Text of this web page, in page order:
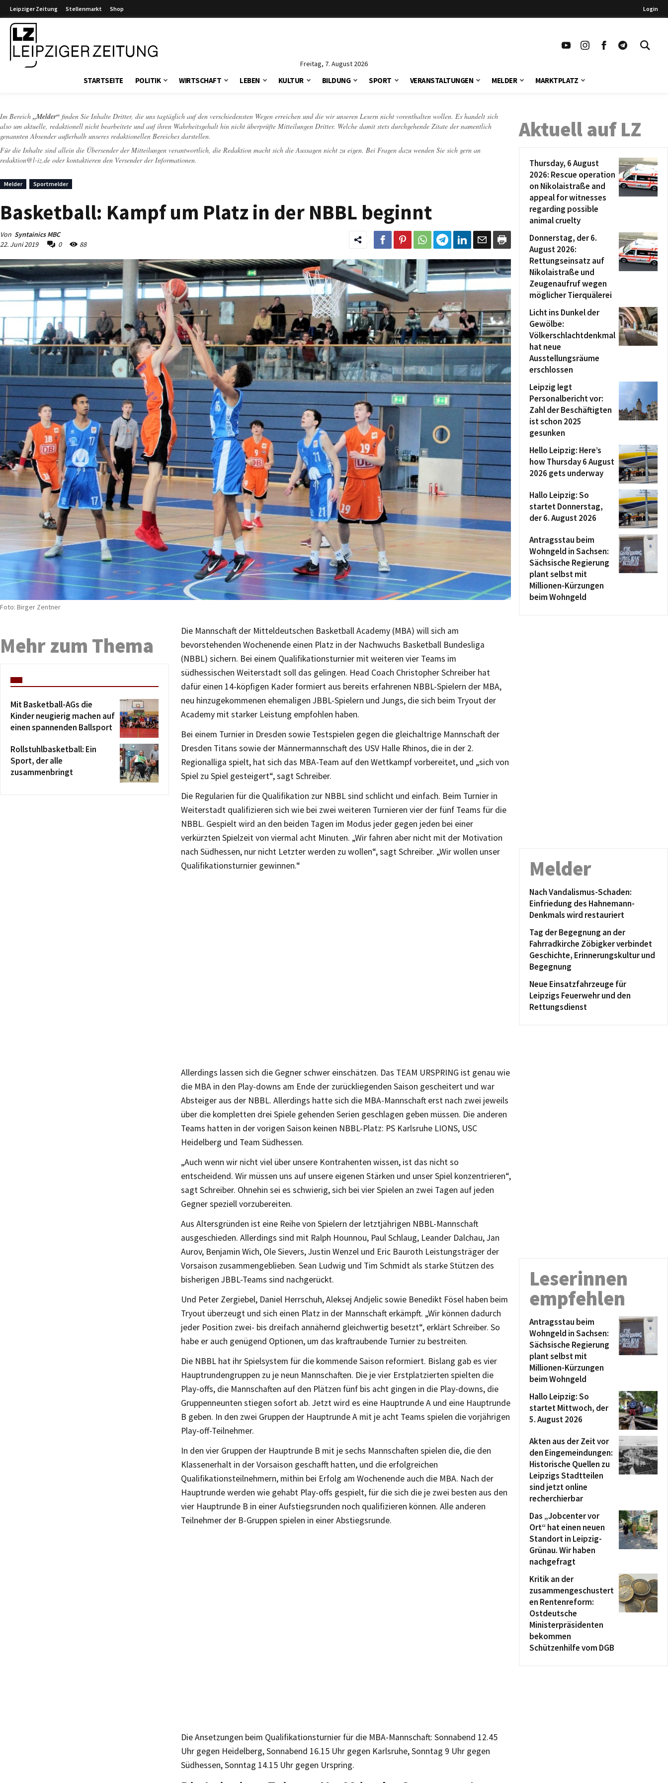
Leipziger Zeitung Stellenmarkt Shop Login
Freitag, 7. August 2026
STARTSEITE POLITIK WIRTSCHAFT LEBEN KULTUR BILDUNG SPORT VERANSTALTUNGEN MELDER MARKTPLATZ
Im Bereich „Melder“ finden Sie Inhalte Dritter, die uns tagtäglich auf den verschiedensten Wegen erreichen und die wir unseren Lesern nicht vorenthalten wollen. Es handelt sich
also um aktuelle, redaktionell nicht bearbeitete und auf ihren Wahrheitsgehalt hin nicht überprüfte Mitteilungen Dritter. Welche damit stets durchgehende Zitate der namentlich
genannten Absender außerhalb unseres redaktionellen Bereiches darstellen.
Für die Inhalte sind allein die Übersender der Mitteilungen verantwortlich, die Redaktion macht sich die Aussagen nicht zu eigen. Bei Fragen dazu wenden Sie sich gern an
redaktion@l-iz.de oder kontaktieren den Versender der Informationen.
Melder Sportmelder
Basketball: Kampf um Platz in der NBBL beginnt
Von Syntainics MBC
22. Juni 2019
0 88
Foto: Birger Zentner
Die Mannschaft der Mitteldeutschen Basketball Academy (MBA) will sich am
bevorstehenden Wochenende einen Platz in der Nachwuchs Basketball Bundesliga
(NBBL) sichern. Bei einem Qualifikationsturnier mit weiteren vier Teams im
südhessischen Weiterstadt soll das gelingen. Head Coach Christopher Schreiber hat
dafür einen 14-köpfigen Kader formiert aus bereits erfahrenen NBBL-Spielern der MBA,
neu hinzugekommenen ehemaligen JBBL-Spielern und Jungs, die sich beim Tryout der
Academy mit starker Leistung empfohlen haben.
Bei einem Turnier in Dresden sowie Testspielen gegen die gleichaltrige Mannschaft der
Dresden Titans sowie der Männermannschaft des USV Halle Rhinos, die in der 2.
Regionalliga spielt, hat sich das MBA-Team auf den Wettkampf vorbereitet, und „sich von
Spiel zu Spiel gesteigert“, sagt Schreiber.
Die Regularien für die Qualifikation zur NBBL sind schlicht und einfach. Beim Turnier in
Weiterstadt qualifizieren sich wie bei zwei weiteren Turnieren vier der fünf Teams für die
NBBL. Gespielt wird an den beiden Tagen im Modus jeder gegen jeden bei einer
verkürzten Spielzeit von viermal acht Minuten. „Wir fahren aber nicht mit der Motivation
nach Südhessen, nur nicht Letzter werden zu wollen“, sagt Schreiber. „Wir wollen unser
Qualifikationsturnier gewinnen.“
Allerdings lassen sich die Gegner schwer einschätzen. Das TEAM URSPRING ist genau wie
die MBA in den Play-downs am Ende der zurückliegenden Saison gescheitert und war
Absteiger aus der NBBL. Allerdings hatte sich die MBA-Mannschaft erst nach zwei jeweils
über die kompletten drei Spiele gehenden Serien geschlagen geben müssen. Die anderen
Teams hatten in der vorigen Saison keinen NBBL-Platz: PS Karlsruhe LIONS, USC
Heidelberg und Team Südhessen.
„Auch wenn wir nicht viel über unsere Kontrahenten wissen, ist das nicht so
entscheidend. Wir müssen uns auf unsere eigenen Stärken und unser Spiel konzentrieren“,
sagt Schreiber. Ohnehin sei es schwierig, sich bei vier Spielen an zwei Tagen auf jeden
Gegner speziell vorzubereiten.
Aus Altersgründen ist eine Reihe von Spielern der letztjährigen NBBL-Mannschaft
ausgeschieden. Allerdings sind mit Ralph Hounnou, Paul Schlaug, Leander Dalchau, Jan
Aurov, Benjamin Wich, Ole Sievers, Justin Wenzel und Eric Bauroth Leistungsträger der
Vorsaison zusammengeblieben. Sean Ludwig und Tim Schmidt als starke Stützen des
bisherigen JBBL-Teams sind nachgerückt.
Und Peter Zergiebel, Daniel Herrschuh, Aleksej Andjelic sowie Benedikt Fösel haben beim
Tryout überzeugt und sich einen Platz in der Mannschaft erkämpft. „Wir können dadurch
jeder Position zwei- bis dreifach annähernd gleichwertig besetzt“, erklärt Schreiber. So
habe er auch genügend Optionen, um das kraftraubende Turnier zu bestreiten.
Die NBBL hat ihr Spielsystem für die kommende Saison reformiert. Bislang gab es vier
Hauptrundengruppen zu je neun Mannschaften. Die je vier Erstplatzierten spielten die
Play-offs, die Mannschaften auf den Plätzen fünf bis acht gingen in die Play-downs, die
Gruppenneunten stiegen sofort ab. Jetzt wird es eine Hauptrunde A und eine Hauptrunde
B geben. In den zwei Gruppen der Hauptrunde A mit je acht Teams spielen die vorjährigen
Play-off-Teilnehmer.
In den vier Gruppen der Hauptrunde B mit je sechs Mannschaften spielen die, die den
Klassenerhalt in der Vorsaison geschafft hatten, und die erfolgreichen
Qualifikationsteilnehmern, mithin bei Erfolg am Wochenende auch die MBA. Nach der
Hauptrunde werden wie gehabt Play-offs gespielt, für die sich die je zwei besten aus den
vier Hauptrunde B in einer Aufstiegsrunden noch qualifizieren können. Alle anderen
Teilnehmer der B-Gruppen spielen in einer Abstiegsrunde.
Die Ansetzungen beim Qualifikationsturnier für die MBA-Mannschaft: Sonnabend 12.45
Uhr gegen Heidelberg, Sonnabend 16.15 Uhr gegen Karlsruhe, Sonntag 9 Uhr gegen
Südhessen, Sonntag 14.15 Uhr gegen Urspring.
Mehr zum Thema
Mit Basketball-AGs die
Kinder neugierig machen auf
einen spannenden Ballsport
Rollstuhlbasketball: Ein
Sport, der alle
zusammenbringt
Aktuell auf LZ
Thursday, 6 August
2026: Rescue operation
on Nikolaistraße and
appeal for witnesses
regarding possible
animal cruelty
Donnerstag, der 6.
August 2026:
Rettungseinsatz auf
Nikolaistraße und
Zeugenaufruf wegen
möglicher Tierquälerei
Licht ins Dunkel der
Gewölbe:
Völkerschlachtdenkmal
hat neue
Ausstellungsräume
erschlossen
Leipzig legt
Personalbericht vor:
Zahl der Beschäftigten
ist schon 2025
gesunken
Hello Leipzig: Here’s
how Thursday 6 August
2026 gets underway
Hallo Leipzig: So
startet Donnerstag,
der 6. August 2026
Antragsstau beim
Wohngeld in Sachsen:
Sächsische Regierung
plant selbst mit
Millionen-Kürzungen
beim Wohngeld
Melder
Nach Vandalismus-Schaden:
Einfriedung des Hahnemann-
Denkmals wird restauriert
Tag der Begegnung an der
Fahrradkirche Zöbigker verbindet
Geschichte, Erinnerungskultur und
Begegnung
Neue Einsatzfahrzeuge für
Leipzigs Feuerwehr und den
Rettungsdienst
Leserinnen
empfehlen
Antragsstau beim
Wohngeld in Sachsen:
Sächsische Regierung
plant selbst mit
Millionen-Kürzungen
beim Wohngeld
Hallo Leipzig: So
startet Mittwoch, der
5. August 2026
Akten aus der Zeit vor
den Eingemeindungen:
Historische Quellen zu
Leipzigs Stadtteilen
sind jetzt online
recherchierbar
Das „Jobcenter vor
Ort“ hat einen neuen
Standort in Leipzig-
Grünau. Wir haben
nachgefragt
Kritik an der
zusammengeschustert
en Rentenreform:
Ostdeutsche
Ministerpräsidenten
bekommen
Schützenhilfe vom DGB